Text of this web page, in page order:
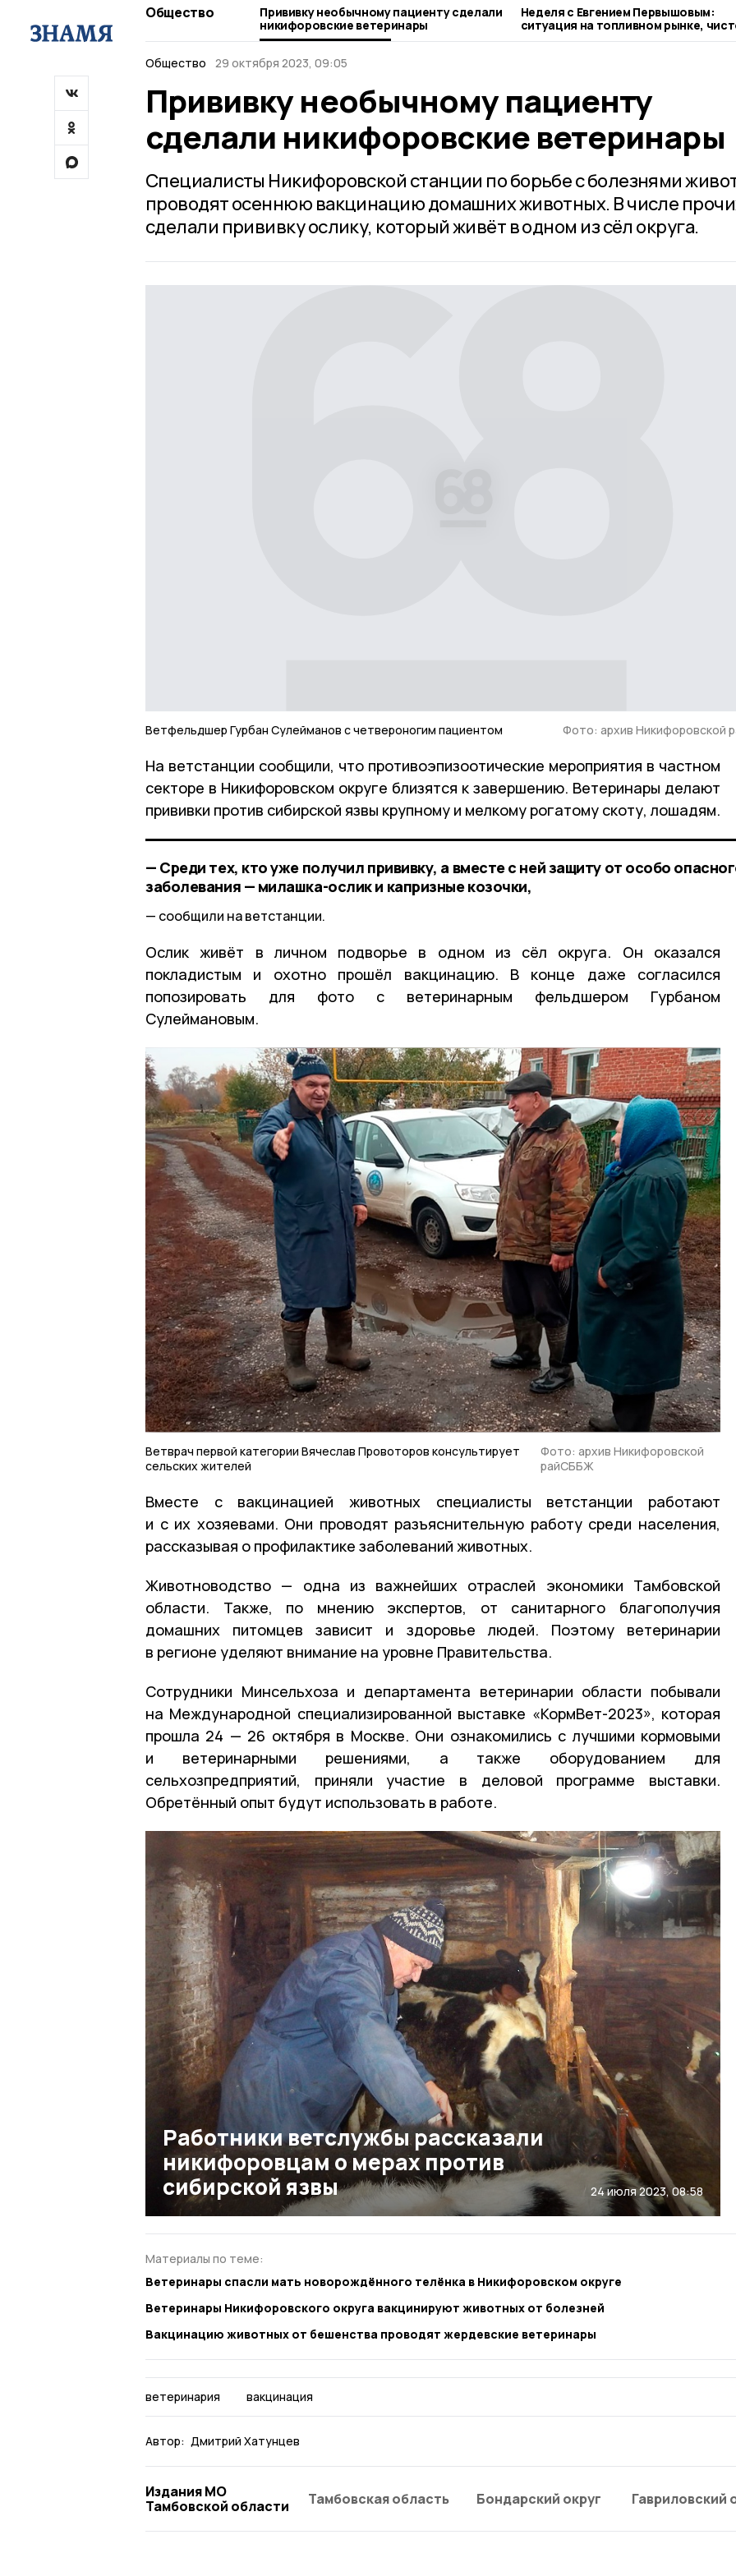
Общество
Прививку необычному пациенту сделали
никифоровские ветеринары
Неделя с Евгением Первышовым:
ситуация на топливном рынке,
городе и приоритеты образования
Общество
29 октября 2023, 09:05
Прививку необычному пациенту
сделали никифоровские ветеринары
Специалисты Никифоровской станции по борьбе с болезнями
проводят осеннюю вакцинацию домашних животных. В числе
сделали прививку ослику, который живёт в одном из сёл округа.
Ветфельдшер Гурбан Сулейманов с четвероногим пациентом Фото: архив Никифоровской
На ветстанции сообщили, что противоэпизоотические мероприятия в частном
секторе в Никифоровском округе близятся к завершению. Ветеринары делают
прививки против сибирской язвы крупному и мелкому рогатому скоту, лошадям.
— Среди тех, кто уже получил прививку, а вместе с ней защиту от особо
заболевания — милашка-ослик и капризные козочки,
сообщили на ветстанции.
Ослик живёт в личном подворье в одном из сёл округа. Он оказался
покладистым и охотно прошёл вакцинацию. В конце даже согласился
попозировать для фото с ветеринарным фельдшером Гурбаном
Сулеймановым.
Ветврач первой категории Вячеслав Провоторов консультирует
сельских жителей
Фото: архив Никифоровской
райСББЖ
Вместе с вакцинацией животных специалисты ветстанции работают
и с их хозяевами. Они проводят разъяснительную работу среди населения,
рассказывая о профилактике заболеваний животных.
Животноводство — одна из важнейших отраслей экономики Тамбовской
области. Также, по мнению экспертов, от санитарного благополучия
домашних питомцев зависит и здоровье людей. Поэтому ветеринарии
в регионе уделяют внимание на уровне Правительства.
Сотрудники Минсельхоза и департамента ветеринарии области побывали
на Международной специализированной выставке «КормВет-2023», которая
прошла 24 — 26 октября в Москве. Они ознакомились с лучшими кормовыми
и ветеринарными решениями, а также оборудованием для
сельхозпредприятий, приняли участие в деловой программе выставки.
Обретённый опыт будут использовать в работе.
Работники ветслужбы рассказали
никифоровцам о мерах против
сибирской язвы
24 июля 2023, 08:58
Материалы по теме:
Ветеринары спасли мать новорождённого телёнка в Никифоровском округе
Ветеринары Никифоровского округа вакцинируют животных от болезней
Вакцинацию животных от бешенства проводят жердевские ветеринары
ветеринария вакцинация
Автор: Дмитрий Хатунцев
Издания МО
Тамбовской области
Тамбовская область Бондарский округ Гавриловский